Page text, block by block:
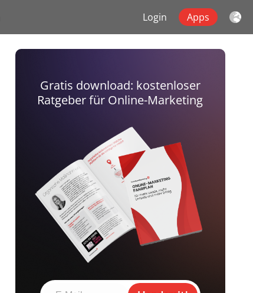
Login Apps
Gratis download: kostenloser
Ratgeber für Online-Marketing